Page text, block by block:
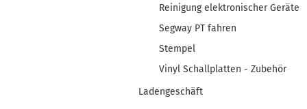
Reinigung elektronischer Geräte
Segway PT fahren
Stempel
Vinyl Schallplatten - Zubehör
Ladengeschäft